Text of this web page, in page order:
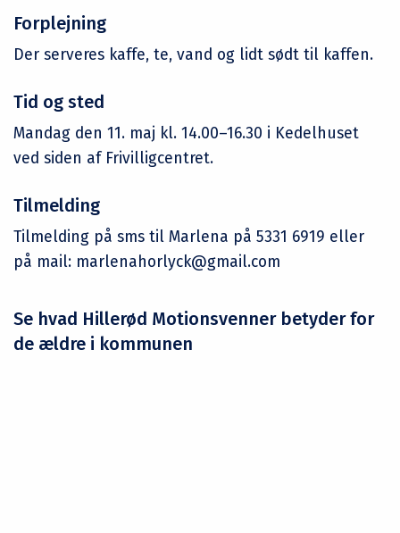
Forplejning
Der serveres kaffe, te, vand og lidt sødt til kaffen.
Tid og sted
Mandag den 11. maj kl. 14.00–16.30 i Kedelhuset
ved siden af Frivilligcentret.
Tilmelding
Tilmelding på sms til Marlena på 5331 6919 eller
på mail: marlenahorlyck@gmail.com
Se hvad Hillerød Motionsvenner betyder for
de ældre i kommunen